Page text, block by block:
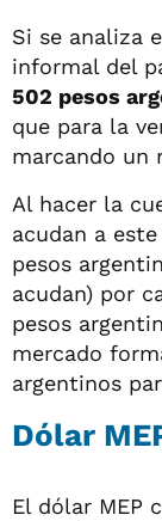
Si se analiza
informal del
502 pesos
que para la
marcando un
Al hacer la
acudan a
pesos
acudan) por
pesos
mercado
argentinos
Dólar
El dólar MEP